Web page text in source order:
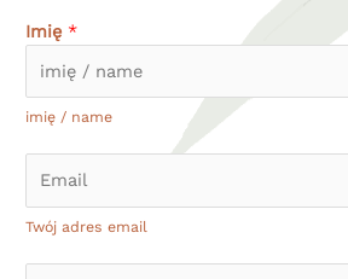
Imię *
imię / name
l
Twój adres email